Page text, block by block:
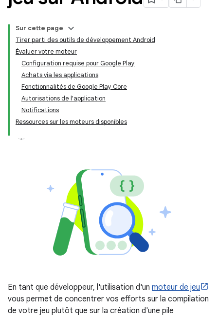
Sur cette page
Tirer parti des outils de développement Android
Évaluer votre moteur
Configuration requise pour Google Play
Achats via les applications
Fonctionnalités de Google Play Core
Autorisations de l'application
Notifications
Ressources sur les moteurs disponibles
En tant que développeur, l'utilisation d'un moteur de jeu
vous permet de concentrer vos efforts sur la compilation
de votre jeu plutôt que sur la création d'une pile